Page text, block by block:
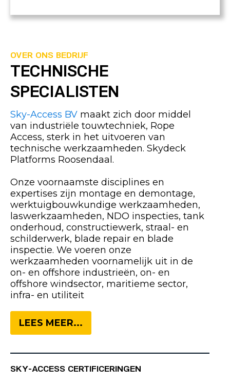
OVER ONS BEDRIJF
TECHNISCHE
SPECIALISTEN
Sky-Access BV maakt zich door middel
van industriële touwtechniek, Rope
Access, sterk in het uitvoeren van
technische werkzaamheden. Skydeck
Platforms Roosendaal.
Onze voornaamste disciplines en
expertises zijn montage en demontage,
werktuigbouwkundige werkzaamheden,
laswerkzaamheden, NDO inspecties, tank
onderhoud, constructiewerk, straal- en
schilderwerk, blade repair en blade
inspectie. We voeren onze
werkzaamheden voornamelijk uit in de
on- en offshore industrieën, on- en
offshore windsector, maritieme sector,
infra- en utiliteit
LEES MEER...
SKY-ACCESS CERTIFICERINGEN